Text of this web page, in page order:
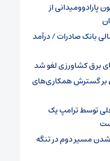
پارادوومیدانی از
بانک صادرات / درآمد
برق کشاورزی لغو شد
بر گسترش همکاری‌های
توسط ترامپ یک
مسیر دوم در تنگه